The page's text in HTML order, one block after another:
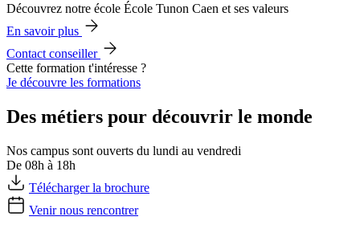
Découvrez notre école École Tunon Caen et ses valeurs
En savoir plus
Contact conseiller
Cette formation t'intéresse ?
Je découvre les formations
Des métiers pour découvrir le monde
Nos campus sont ouverts du lundi au vendredi
De 08h à 18h
Télécharger la brochure
Venir nous rencontrer